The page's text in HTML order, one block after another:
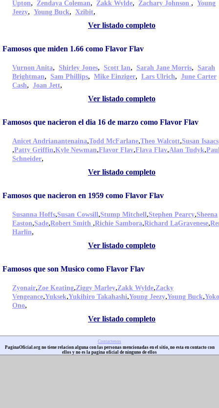
Upton, Zendaya Coleman, Zakk Wylde, Zachary Johnson , Young
Jeezy, Young Buck, Xzibit,
Ver listado completo
Famosos que miden 1.66 como Flavor Flav
Vurnon Anita, Shirley Jones, Scott Ian, Sarah Jane Morris, Sarah
Brightman, Sam Phillips, Mike Einziger, Lars Ulrich, June Carter
Cash, Joan Jett,
Ver listado completo
Famosos que nacieron el dia 16 de marzo como Flavor Flav
Anicet Andrianantenaina,Todd McFarlane,Theo Walcott,Susan Isaacs
,Patty Griffin,Kyle Newman,Flavor Flav,Flava Flav,Alan Tudyk,
Schneider,
Ver listado completo
Famosos que nacieron en 1959 como Flavor Flav
Susanna Hoffs,Susan Cowsill,Stump Mitchell,Stephen Pearcy,Sheena
Easton,Sade,Robert Smith ,Richie Sambora,Richard LaGravenese,
Harlin,
Ver listado completo
Famosos que son Musico como Flavor Flav
Zyonair,Zoe Keating,Ziggy Marley,Zakk Wylde,Zacky
Vengeance,Yuksek,Yukihiro Takahashi,Young Jeezy,Young Buck,Yoko
Ono,
Ver listado completo
Contactenos
PaginaOficial.org no tiene relacion alguna con las personas mencionadas en el sitio, no esta en contacto con
ellos y no es la pagina oficial de ninguno de ellos